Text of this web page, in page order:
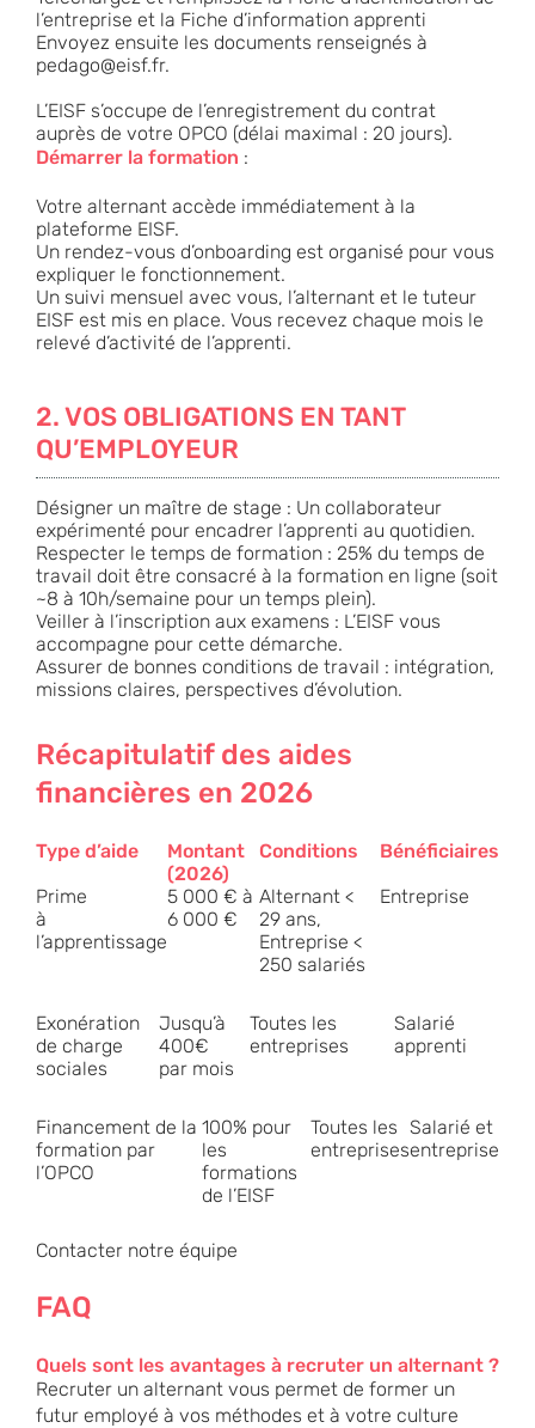
l’entreprise et la Fiche d’information apprenti
Envoyez ensuite les documents renseignés à
pedago@eisf.fr.
L’EISF s’occupe de l’enregistrement du contrat
auprès de votre OPCO (délai maximal : 20 jours).
Démarrer la formation :
Votre alternant accède immédiatement à la
plateforme EISF.
Un rendez-vous d’onboarding est organisé pour vous
expliquer le fonctionnement.
Un suivi mensuel avec vous, l’alternant et le tuteur
EISF est mis en place. Vous recevez chaque mois le
relevé d’activité de l’apprenti.
2. VOS OBLIGATIONS EN TANT
QU’EMPLOYEUR
Désigner un maître de stage : Un collaborateur
expérimenté pour encadrer l’apprenti au quotidien.
Respecter le temps de formation : 25% du temps de
travail doit être consacré à la formation en ligne (soit
~8 à 10h/semaine pour un temps plein).
Veiller à l’inscription aux examens : L’EISF vous
accompagne pour cette démarche.
Assurer de bonnes conditions de travail : intégration,
missions claires, perspectives d’évolution.
Récapitulatif des aides
financières en 2026
Type d’aide
Montant
(2026)
Conditions
Bénéficiaires
Prime
à
l’apprentissage
5 000 € à
6 000 €
Alternant <
29 ans,
Entreprise <
250 salariés
Entreprise
Exonération
de charge
sociales
Jusqu’à
400€
par mois
Toutes les
entreprises
Salarié
apprenti
Financement de la
formation par
l’OPCO
100% pour
les
formations
de l’EISF
Toutes les
entreprises
Salarié et
entreprise
Contacter notre équipe
FAQ
Quels sont les avantages à recruter un alternant ?
Recruter un alternant vous permet de former un
futur employé à vos méthodes et à votre culture